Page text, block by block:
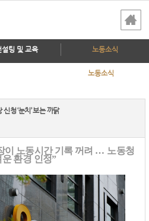
설팅 및 교육 노동소식
노동소식
청 ‘눈치’ 보는 까닭
이 노동시간 기록 꺼려 … 노동청
운 환경 인정”